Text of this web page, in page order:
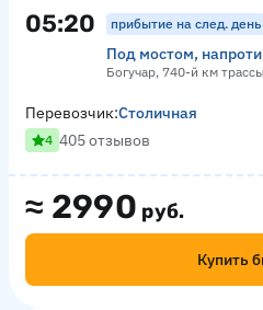
05:20 прибытие на след. день
Под мостом,
Богучар, 740-й км
≈ 2990 руб.
Купить
Перевозчик:Столичная
4 405 отзывов